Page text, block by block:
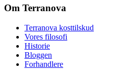
Om Terranova
Terranova kosttilskud
Vores filosofi
Historie
Bloggen
Forhandlere